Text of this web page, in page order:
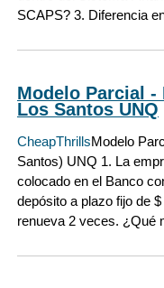
SCAPS? 3. Diferencia
Modelo Parcial -
Los Santos UNQ
CheapThrillsModelo
Santos) UNQ 1. La
colocado en el Banco
depósito a plazo fijo de
renueva 2 veces. ¿Qué